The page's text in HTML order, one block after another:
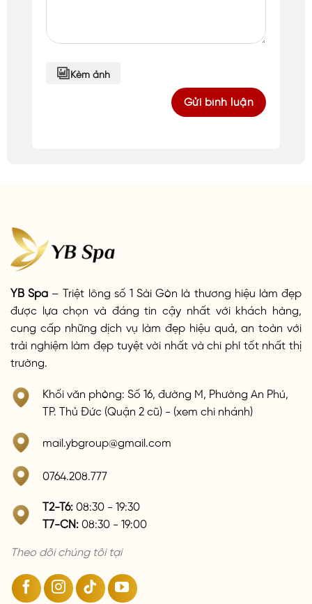
Kèm ảnh
YB Spa – Triệt lông số 1 Sài Gòn là thương hiệu làm đẹp
được lựa chọn và đáng tin cậy nhất với khách hàng,
cung cấp những dịch vụ làm đẹp hiệu quả, an toàn với
trải nghiệm làm đẹp tuyệt vời nhất và chi phí tốt nhất thị
trường.
Khối văn phòng: Số 16, đường M, Phường An Phú,
TP. Thủ Đức (Quận 2 cũ) - (xem chi nhánh)
mail.ybgroup@gmail.com
0764.208.777
T2-T6: 08:30 - 19:30
T7-CN: 08:30 - 19:00
Theo dõi chúng tôi tại